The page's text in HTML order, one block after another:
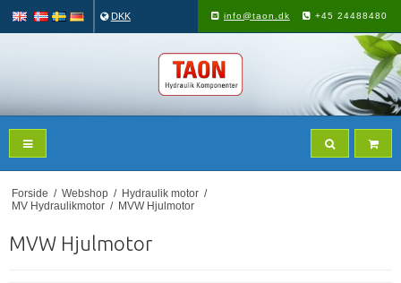
DKK info@taon.dk +45 24488480
Forside / Webshop / Hydraulik motor /
MV Hydraulikmotor / MVW Hjulmotor
MVW Hjulmotor